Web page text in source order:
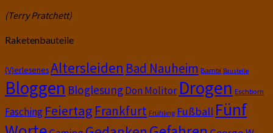
(Terry Pratchett)
Raketenbauteile
(V)erlesenesAltersleiden Bad Nauheim Bambi Baustelle
Bloggen BloglesungDon Molitor Drogen Eschborn
Fasching Feiertag Frankfurt Frühling Fußball Fünf